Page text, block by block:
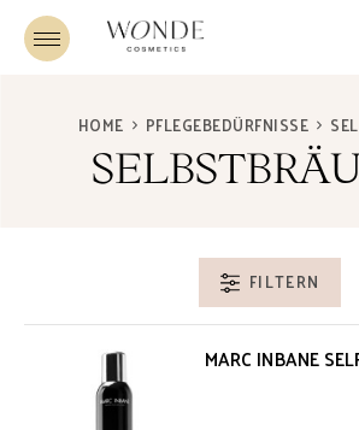
HOME PFLEGEBEDÜRFNISSE
FILTERN
MARC INBANE